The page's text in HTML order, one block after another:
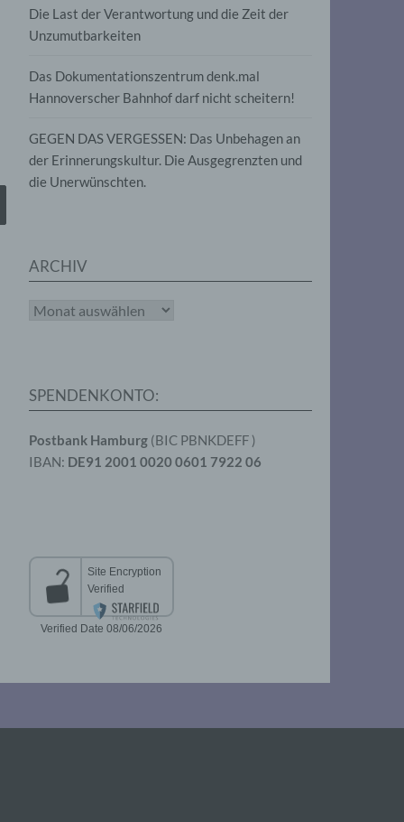
Die Last der Verantwortung und die Zeit der
Unzumutbarkeiten
Das Dokumentationszentrum denk.mal
Hannoverscher Bahnhof darf nicht scheitern!
GEGEN DAS VERGESSEN: Das Unbehagen an
der Erinnerungskultur. Die Ausgegrenzten und
die Unerwünschten.
ARCHIV
Archiv
SPENDENKONTO:
Postbank Hamburg (BIC PBNKDEFF )
IBAN: DE91 2001 0020 0601 7922 06